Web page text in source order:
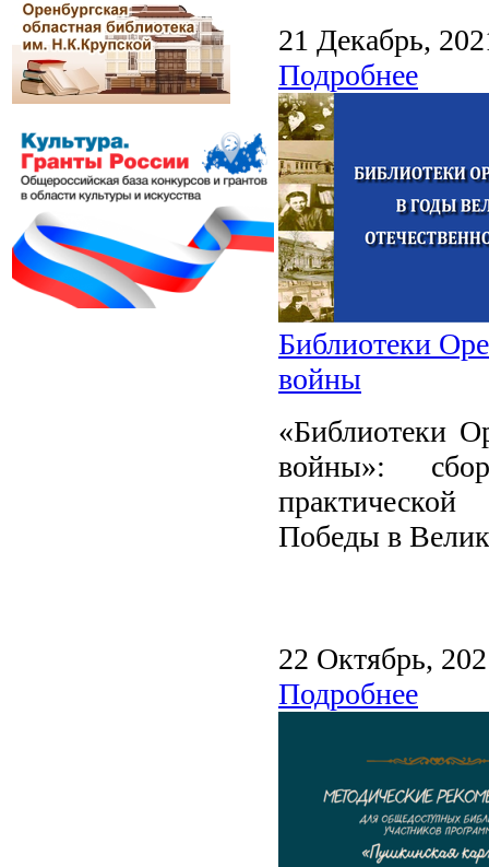
21 Декабрь,
Подробнее
Библиотеки
войны
«Библиотеки
войны»:
Победы в
22 Октябрь,
Подробнее